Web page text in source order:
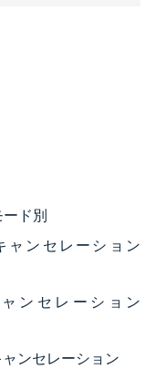
ド別
ャンセレーション
ンセレーション
ンセレーション